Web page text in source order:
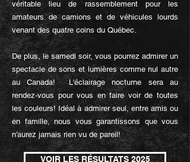
véritable lieu de rassemblement pour les
amateurs de camions et de véhicules lourds
venant des quatre coins du Québec.
De plus, le samedi soir, vous pourrez admirer un
spectacle de sons et lumières comme nul autre
au Canada! L'éclairage nocturne sera au
rendez-vous pour vous en faire voir de toutes
les couleurs! Idéal à admirer seul, entre amis ou
en famille, nous vous garantissons que vous
n'aurez jamais rien vu de pareil!
VOIR LES RÉSULTATS 2025